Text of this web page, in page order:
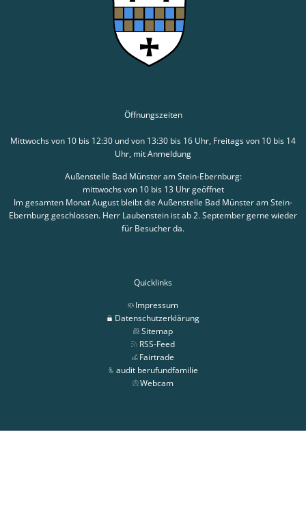
Öffnungszeiten
Mittwochs von 10 bis 12:30 und von 13:30 bis 16 Uhr, Freitags von 10 bis 14
Uhr, mit Anmeldung
Außenstelle Bad Münster am Stein-Ebernburg:
mittwochs von 10 bis 13 Uhr geöffnet
Im gesamten Monat August bleibt die Außenstelle Bad Münster am Stein-
Ebernburg geschlossen. Herr Laubenstein ist ab 2. September gerne wieder
für Besucher da.
Quicklinks
Impressum
Datenschutzerklärung
Sitemap
RSS-Feed
Fairtrade
audit berufundfamilie
Webcam